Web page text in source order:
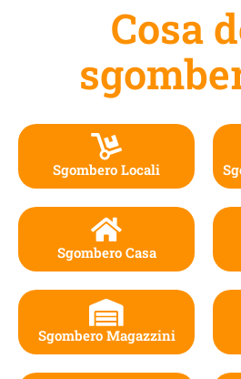
Cosa
Sgombero Locali
Sgombero Casa
Sgombero Magazzini